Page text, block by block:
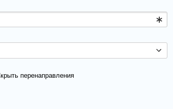
перенаправления